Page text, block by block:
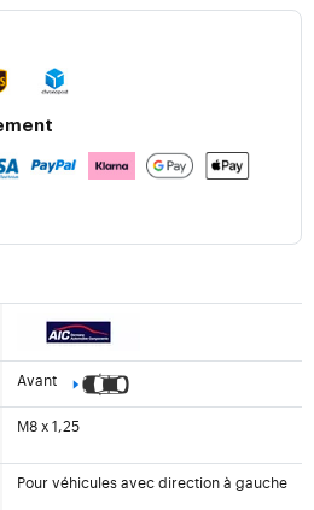
Avant
M8 x 1,25
Pour véhicules avec direction à gauche